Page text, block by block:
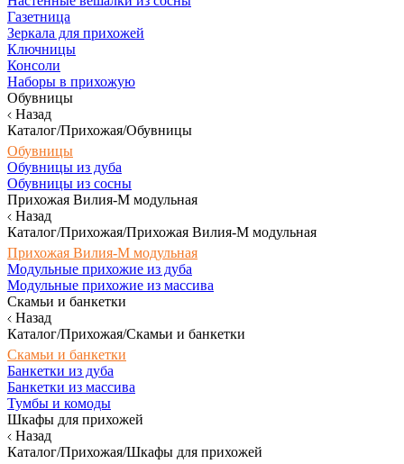
Газетница
Зеркала для прихожей
Ключницы
Консоли
Наборы в прихожую
Обувницы
Назад
Каталог/Прихожая/Обувницы
Обувницы
Обувницы из дуба
Обувницы из сосны
Прихожая Вилия-М модульная
Назад
Каталог/Прихожая/Прихожая Вилия-М модульная
Прихожая Вилия-М модульная
Модульные прихожие из дуба
Модульные прихожие из массива
Скамьи и банкетки
Назад
Каталог/Прихожая/Скамьи и банкетки
Скамьи и банкетки
Банкетки из дуба
Банкетки из массива
Тумбы и комоды
Шкафы для прихожей
Назад
Каталог/Прихожая/Шкафы для прихожей